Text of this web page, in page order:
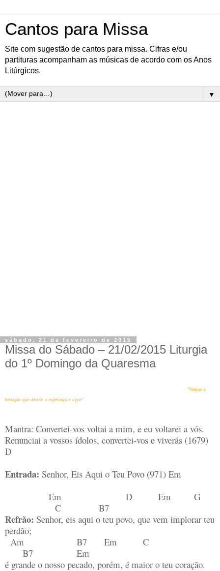
Cantos para Missa
Site com sugestão de cantos para missa. Cifras e/ou
partituras acompanham as músicas de acordo com os Anos
Litúrgicos.
▼
sábado, 21 de fevereiro de 2015
Missa do Sábado – 21/02/2015 Liturgia
do 1º Domingo da Quaresma
"Vencer a
tentação que destrói a esperança e a paz"
Mantra: Convertei-vos voltai a mim, e eu voltarei a vós.
Renunciai a vossos ídolos, convertei-vos e viverás (1679)
D
Entrada: Senhor, Eis Aqui o Teu Povo (971) Em
Em D Em G
C B7
Refrão: Senhor, eis aqui o teu povo, que vem implorar teu
perdão;
Am B7 Em C
B7 Em
é grande o nosso pecado, porém, é maior o teu coração.